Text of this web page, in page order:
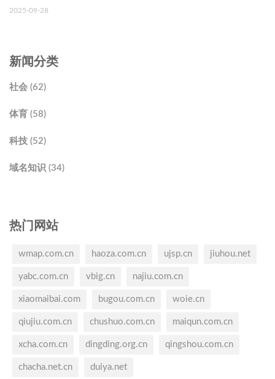
2025-09-28
新闻分类
社会 (62)
体育 (58)
科技 (52)
域名知识 (34)
热门网站
wmap.com.cn haoza.com.cn ujsp.cn jiuhou.net
yabc.com.cn vbig.cn najiu.com.cn
xiaomaibai.com bugou.com.cn woie.cn
qiujiu.com.cn chushuo.com.cn maiqun.com.cn
xcha.com.cn dingding.org.cn qingshou.com.cn
chacha.net.cn duiya.net